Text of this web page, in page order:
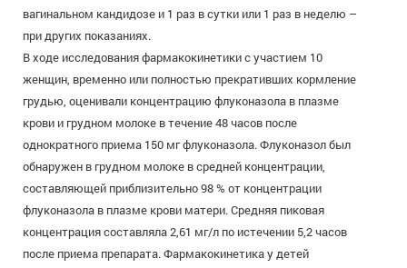
вагинальном кандидозе и 1 раз в сутки или 1 раз в неделю –
при других показаниях.
В ходе исследования фармакокинетики с участием 10
женщин, временно или полностью прекративших кормление
грудью, оценивали концентрацию флуконазола в плазме
крови и грудном молоке в течение 48 часов после
однократного приема 150 мг флуконазола. Флуконазол был
обнаружен в грудном молоке в средней концентрации,
составляющей приблизительно 98 % от концентрации
флуконазола в плазме крови матери. Средняя пиковая
концентрация составляла 2,61 мг/л по истечении 5,2 часов
после приема препарата. Фармакокинетика у детей